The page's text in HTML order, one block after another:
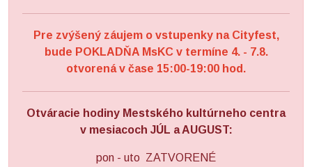
Pre zvýšený záujem o vstupenky na Cityfest,
bude POKLADŇA MsKC v termíne 4. - 7.8.
otvorená v čase 15:00-19:00 hod.
Otváracie hodiny Mestského kultúrneho centra
v mesiacoch JÚL a AUGUST:
pon - uto ZATVORENÉ